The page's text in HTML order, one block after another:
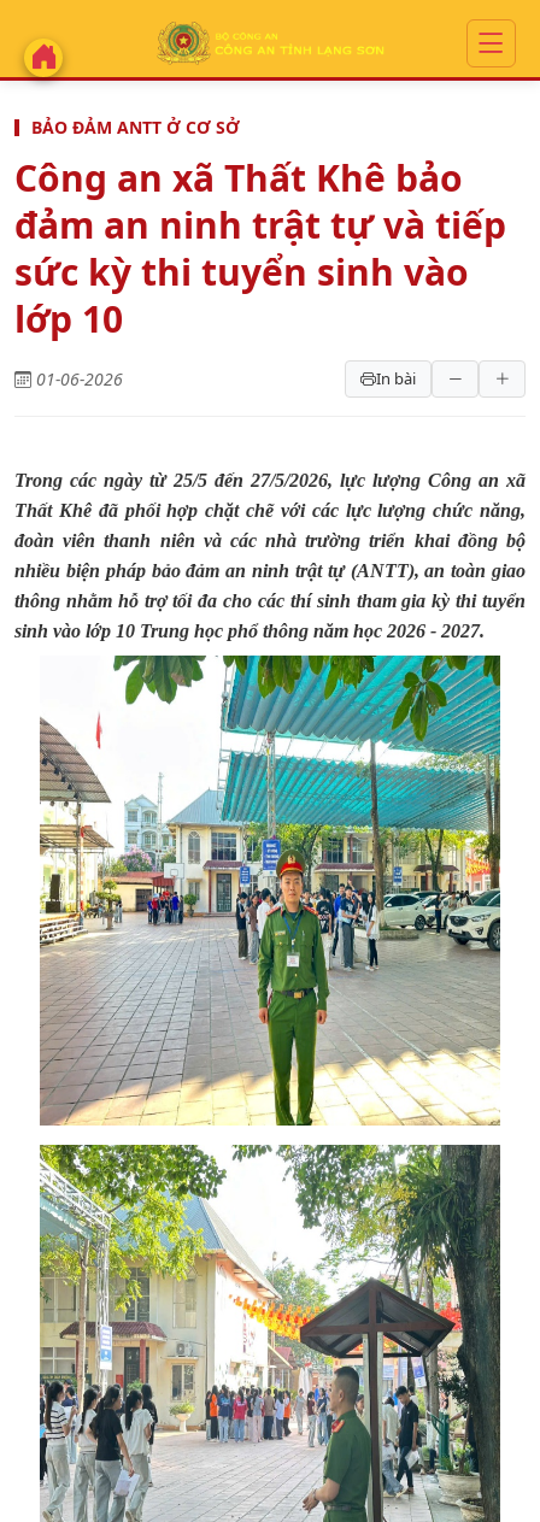
BẢO ĐẢM ANTT Ở CƠ SỞ
Công an xã Thất Khê bảo
đảm an ninh trật tự và tiếp
sức kỳ thi tuyển sinh vào
lớp 10
01-06-2026 In bài
Trong các ngày từ 25/5 đến 27/5/2026, lực lượng Công an xã
Thất Khê đã phối hợp chặt chẽ với các lực lượng chức năng,
đoàn viên thanh niên và các nhà trường triển khai đồng bộ
nhiều biện pháp bảo đảm an ninh trật tự (ANTT), an toàn giao
thông nhằm hỗ trợ tối đa cho các thí sinh tham gia kỳ thi tuyển
sinh vào lớp 10 Trung học phổ thông năm học 2026 - 2027.